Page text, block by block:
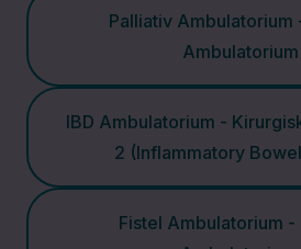
Biokemisk
Afdeling
Klinisk Fysiologisk
Nuklearmedicinsk
Palliativ Ambulatorium
Ambulatorium
IBD Ambulatorium -
2 (Inflammatory
Fistel Ambulatorium -